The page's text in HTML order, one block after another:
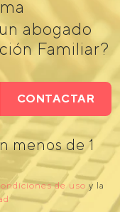
abogado
Familiar?
CONTACTAR
menos de 1
de uso y la